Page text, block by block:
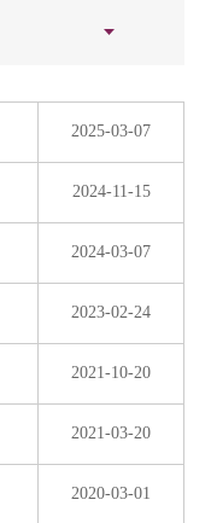
2025-03-07
2024-11-15
2024-03-07
2023-02-24
2021-10-20
2021-03-20
2020-03-01